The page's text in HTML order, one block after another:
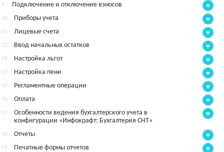
9. Подключение и отключение взносов
10. Приборы учета
11. Лицевые счета
12. Ввод начальных остатков
13. Настройка льгот
14. Настройка пени
15. Регламентные операции
16. Оплата
17.
Особенности ведения бухгалтерского учета в
конфигурации «Инфокрафт: Бухгалтерия СНТ»
18. Отчеты
19. Печатные формы отчетов